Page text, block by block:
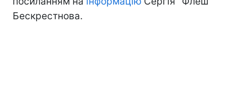
Бескрестнова.